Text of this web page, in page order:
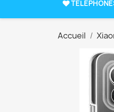
Accueil